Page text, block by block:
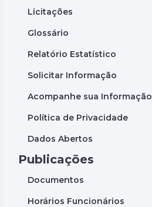
Licitações
Glossário
Relatório Estatístico
Solicitar Informação
Acompanhe sua Informação
Política de Privacidade
Dados Abertos
Publicações
Documentos
Horários Funcionários